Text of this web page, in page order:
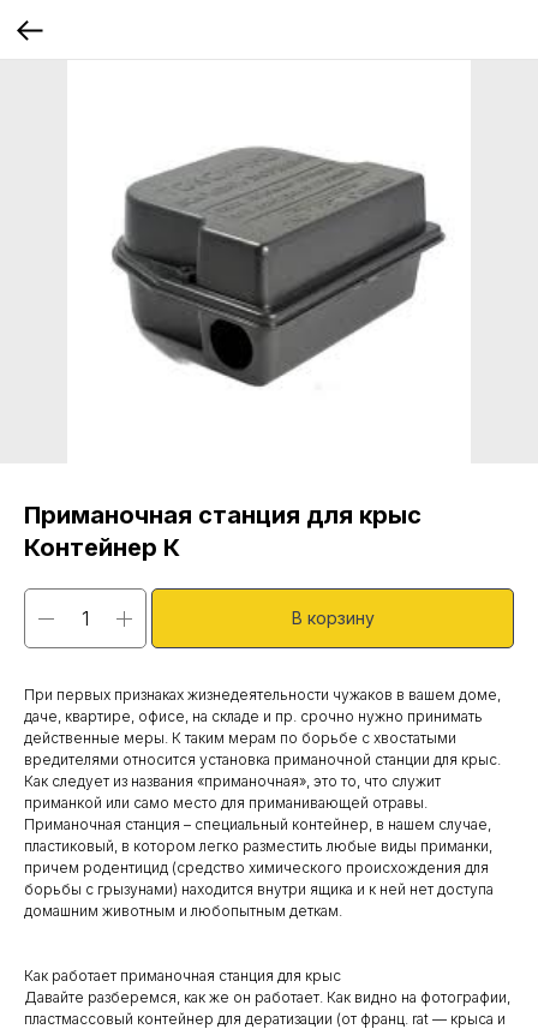
Приманочная станция для крыс
Контейнер К
В корзину
При первых признаках жизнедеятельности чужаков в вашем доме,
даче, квартире, офисе, на складе и пр. срочно нужно принимать
действенные меры. К таким мерам по борьбе с хвостатыми
вредителями относится установка приманочной станции для крыс.
Как следует из названия «приманочная», это то, что служит
приманкой или само место для приманивающей отравы.
Приманочная станция – специальный контейнер, в нашем случае,
пластиковый, в котором легко разместить любые виды приманки,
причем родентицид (средство химического происхождения для
борьбы с грызунами) находится внутри ящика и к ней нет доступа
домашним животным и любопытным деткам.
Как работает приманочная станция для крыс
Давайте разберемся, как же он работает. Как видно на фотографии,
пластмассовый контейнер для дератизации (от франц. rat — крыса и